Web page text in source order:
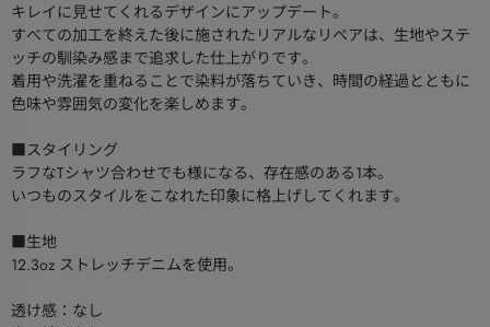
キレイに見せてくれるデザインにアップデート。
すべての加工を終えた後に施されたリアルなリペアは、生地やステ
ッチの馴染み感まで追求した仕上がりです。
着用や洗濯を重ねることで染料が落ちていき、時間の経過とともに
色味や雰囲気の変化を楽しめます。
■スタイリング
ラフなTシャツ合わせでも様になる、存在感のある1本。
いつものスタイルをこなれた印象に格上げしてくれます。
■生地
12.3oz ストレッチデニムを使用。
透け感：なし